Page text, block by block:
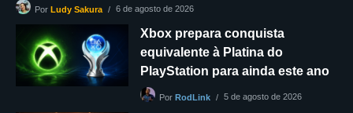
Por Ludy Sakura 6 de agosto de 2026
Xbox prepara conquista
equivalente à Platina do
PlayStation para ainda este ano
Por RodLink 5 de agosto de 2026